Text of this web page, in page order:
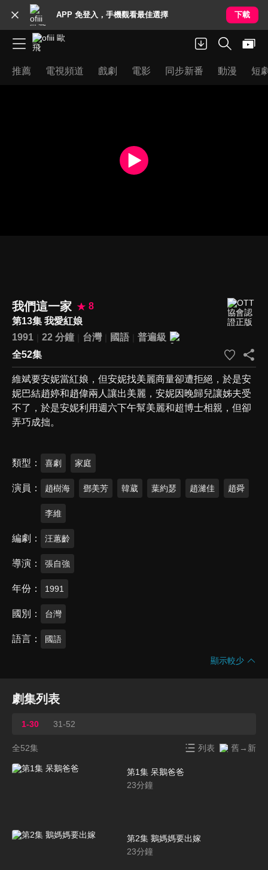
APP 免登入，手機觀看最佳選擇 下載
推薦 電視頻道 戲劇 電影 同步新番 動漫 短
我們這一家
8
第13集 我愛紅娘
1991
22 分鐘 台灣 國語
普遍級
全52集
維斌要安妮當紅娘，但安妮找美麗商量卻遭拒絕，於是安
妮巴結趙婷和趙偉兩人讓出美麗，安妮因晚歸兒讓姊夫受
不了，於是安妮利用週六下午幫美麗和超博士相親，但卻
弄巧成拙。
類型 喜劇 家庭
演員 趙樹海 鄧美芳 韓葳 葉約瑟 趙濰佳 趙舜
李維
編劇 汪蕙齡
導演 張自強
年份 1991
國別 台灣
語言 國語
顯示較少
劇集列表
1-30 31-52
全52集 列表 舊→新
第1集 呆鵝爸爸
23分鐘
第2集 鵝媽媽要出嫁
23分鐘